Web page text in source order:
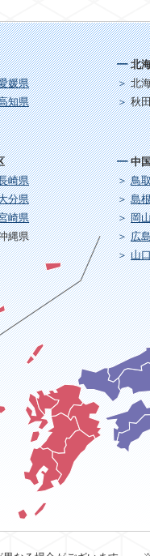
崎県
分県
崎県
縄県
北
北
秋
中
鳥
島
岡
広
山
媛県
知県